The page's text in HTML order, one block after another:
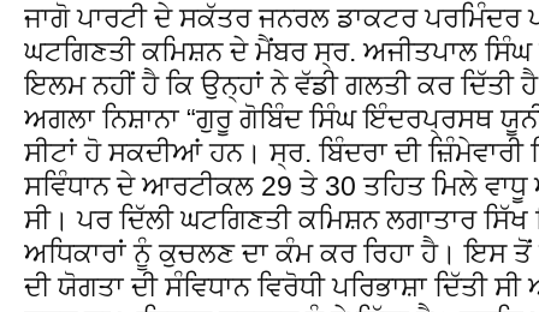
ਜਾਗੋ ਪਾਰਟੀ ਦੇ ਸਕੱਤਰ ਜਨਰਲ ਡਾਕਟਰ ਪਰਮਿੰਦਰ
ਘਟਗਿਣਤੀ ਕਮਿਸ਼ਨ ਦੇ ਮੈਂਬਰ ਸ੍ਰ. ਅਜੀਤਪਾਲ
ਇਲਮ ਨਹੀਂ ਹੈ ਕਿ ਉਨ੍ਹਾਂ ਨੇ ਵੱਡੀ ਗਲਤੀ ਕਰ
ਅਗਲਾ ਨਿਸ਼ਾਨਾ “ਗੁਰੂ ਗੋਬਿੰਦ ਸਿੰਘ ਇੰਦਰਪ੍ਰਸਥ
ਸੀਟਾਂ ਹੋ ਸਕਦੀਆਂ ਹਨ। ਸ੍ਰ. ਬਿੰਦਰਾ ਦੀ
ਸਵਿੰਧਾਨ ਦੇ ਆਰਟੀਕਲ 29 ਤੇ 30 ਤਹਿਤ ਮਿਲੇ ਵਾਧੂ
ਸੀ। ਪਰ ਦਿੱਲੀ ਘਟਗਿਣਤੀ ਕਮਿਸ਼ਨ ਲਗਾਤਾਰ
ਅਧਿਕਾਰਾਂ ਨੂੰ ਕੁਚਲਣ ਦਾ ਕੰਮ ਕਰ ਰਿਹਾ ਹੈ। ਇਸ
ਦੀ ਯੋਗਤਾ ਦੀ ਸੰਵਿਧਾਨ ਵਿਰੋਧੀ ਪਰਿਭਾਸ਼ਾ ਦਿੱਤੀ